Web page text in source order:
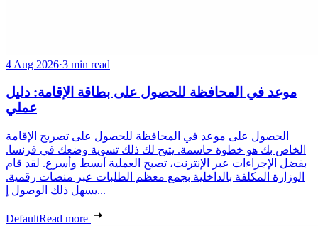
4 Aug 2026·3 min read
موعد في المحافظة للحصول على بطاقة الإقامة: دليل
عملي
الحصول على موعد في المحافظة للحصول على تصريح الإقامة
الخاص بك هو خطوة حاسمة. يتيح لك ذلك تسوية وضعك في فرنسا.
بفضل الإجراءات عبر الإنترنت، تصبح العملية أبسط وأسرع. لقد قام
الوزارة المكلفة بالداخلية بجمع معظم الطلبات عبر منصات رقمية.
يسهل ذلك الوصول إ...
DefaultRead more